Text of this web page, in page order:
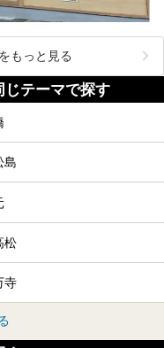
もっと見る
じテーマで探す
島
松
寺